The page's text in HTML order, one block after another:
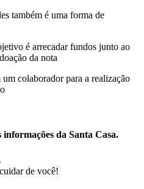
também é uma forma de
é arrecadar fundos junto ao
da nota
colaborador para a realização
informações da Santa Casa.
de você!